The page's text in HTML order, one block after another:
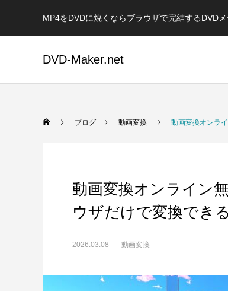
MP4をDVDに焼くならブラウザで完結するDVD
DVD-Maker.net
ブログ 動画変換 動画変換オンラ
動画変換オンライン
ウザだけで変換でき
2026.03.08 動画変換